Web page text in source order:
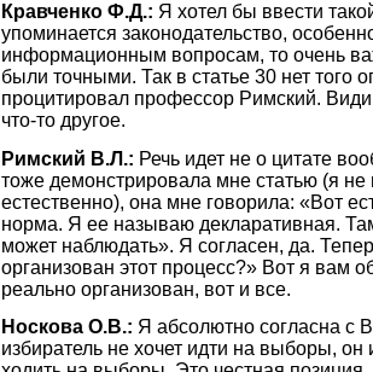
Кравченко Ф.Д.: Я хотел бы ввести
упоминается законодательство,
информационным вопросам, то очень
были точными. Так в статье 30 нет того
процитировал профессор Римский.
что-то другое.
Римский В.Л.: Речь идет не о цитате
тоже демонстрировала мне статью (я
естественно), она мне говорила: «Вот
норма. Я ее называю декларативная.
может наблюдать». Я согласен, да.
организован этот процесс?» Вот я вам
реально организован, вот и все.
Носкова О.В.: Я абсолютно согласна с
избиратель не хочет идти на выборы, он